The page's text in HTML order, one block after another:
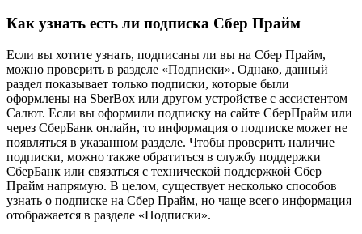
Как узнать есть ли подписка Сбер Прайм
Если вы хотите узнать, подписаны ли вы на Сбер Прайм,
можно проверить в разделе «Подписки». Однако, данный
раздел показывает только подписки, которые были
оформлены на SberBox или другом устройстве с ассистентом
Салют. Если вы оформили подписку на сайте СберПрайм или
через СберБанк онлайн, то информация о подписке может не
появляться в указанном разделе. Чтобы проверить наличие
подписки, можно также обратиться в службу поддержки
СберБанк или связаться с технической поддержкой Сбер
Прайм напрямую. В целом, существует несколько способов
узнать о подписке на Сбер Прайм, но чаще всего информация
отображается в разделе «Подписки».